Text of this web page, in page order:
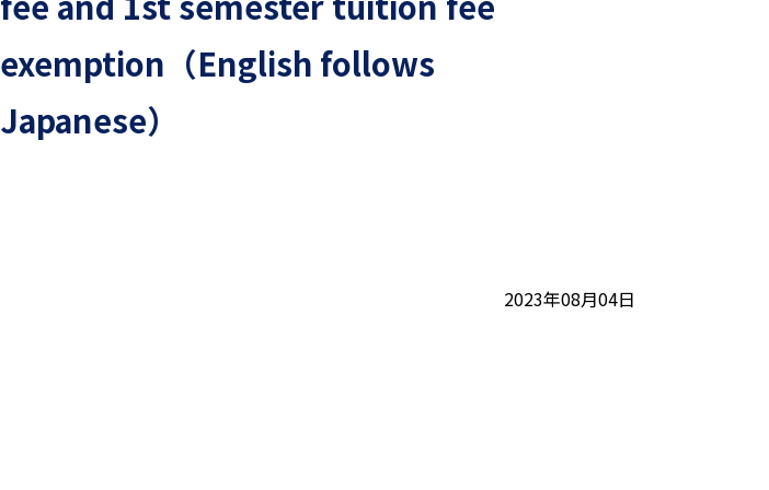
exemption（English follows
Japanese）
2023年08月04日